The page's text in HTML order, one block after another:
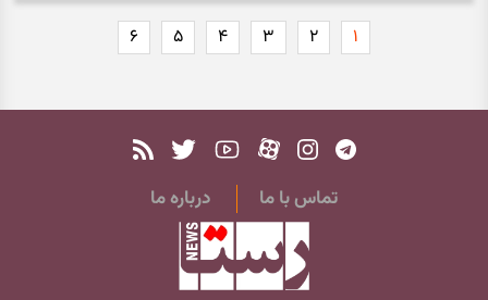
۱ ۲ ۳ ۴ ۵ ۶
تماس با ما درباره ما